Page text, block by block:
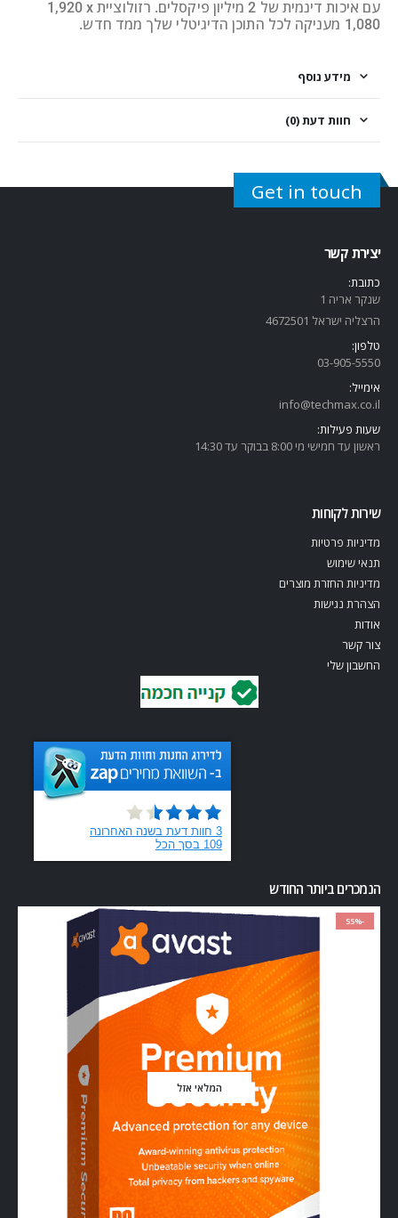
עם איכות דינמית של 2 מיליון פיקסלים. רזולוציית ‎1,920 x
1,080 מעניקה לכל התוכן הדיגיטלי שלך ממד חדש.
מידע נוסף
חוות דעת (0)
Get in touch
יצירת קשר
כתובת:
שנקר אריה 1
הרצליה ישראל 4672501
טלפון:
03-905-5550
אימייל:
info@techmax.co.il
שעות פעילות:
ראשון עד חמישי מי 8:00 בבוקר עד 14:30
שירות לקוחות
מדיניות פרטיות
תנאי שימוש
מדיניות החזרת מוצרים
הצהרת נגישות
אודות
צור קשר
החשבון שלי
הנמכרים ביותר החודש
-55%
המלאי אזל